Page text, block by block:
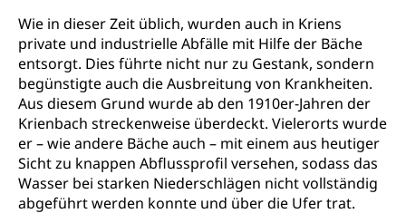
Wie in dieser Zeit üblich, wurden auch in Kriens
private und industrielle Abfälle mit Hilfe der Bäche
entsorgt. Dies führte nicht nur zu Gestank, sondern
begünstigte auch die Ausbreitung von Krankheiten.
Aus diesem Grund wurde ab den 1910er-Jahren der
Krienbach streckenweise überdeckt. Vielerorts wurde
er – wie andere Bäche auch – mit einem aus heutiger
Sicht zu knappen Abflussprofil versehen, sodass das
Wasser bei starken Niederschlägen nicht vollständig
abgeführt werden konnte und über die Ufer trat.
Flussschifffahrt
Schifffahrt (Strassenverkehrsamt)
Strasse
Autoverkehr, Lastwagenverkehr, Schwerverkehr,
leistungsabhängige Schwerverkehrsabgabe,
Langsamverkehr, Transportmittel, Auto, Motorrad,
Individualverkehr
zentras (Betrieb und Unterhalt LU, OW, NW,
ZG)